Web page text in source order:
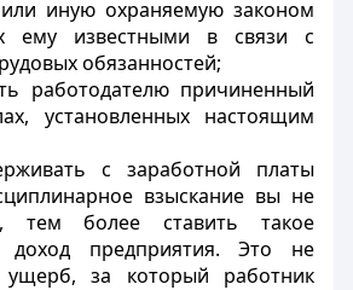
иную охраняемую законом
ему известными в связи с
обязанностей;
работодателю причиненный
установленных настоящим
с заработной платы
взыскание вы не
тем более ставить такое
доход предприятия. Это не
ущерб, за который работник